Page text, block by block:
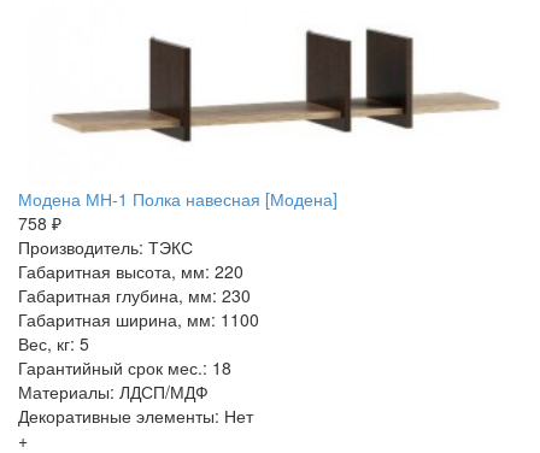
Модена МН-1 Полка навесная [Модена]
758 ₽
Производитель: ТЭКС
Габаритная высота, мм: 220
Габаритная глубина, мм: 230
Габаритная ширина, мм: 1100
Вес, кг: 5
Гарантийный срок мес.: 18
Материалы: ЛДСП/МДФ
Декоративные элементы: Нет
+